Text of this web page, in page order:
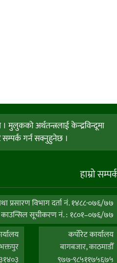
मुलुकको अर्थतन्त्रलाई केन्द्रविन्दूमा
गर्न सक्नुहुनेछ ।
हाम्राे
प्रसारण विभाग दर्ता नं. १४८८-०७६/७७
काउन्सिल सूचीकरण नं. : १८०१–०७६/७७
कर्पाेरेट कार्यालय
बागबजार, काठमाडौँ
९७७-९८५११७५६७५